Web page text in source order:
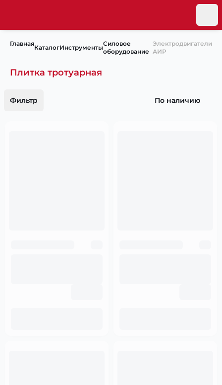
Главная
КаталогИнструменты
Силовое
оборудование
Электродвигатели
АИР
Плитка тротуарная
Фильтр По наличию